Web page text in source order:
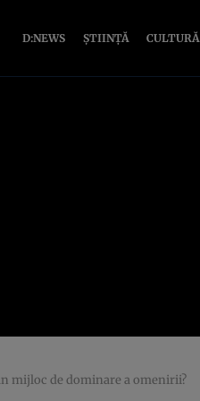
D:NEWS ȘTIINȚĂ CULTURĂ
mijloc de dominare a omenirii?